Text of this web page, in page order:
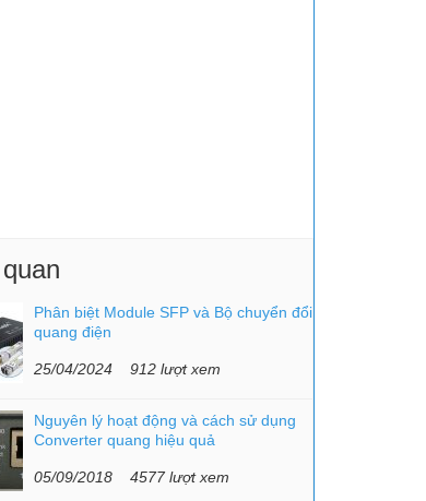
Phân biệt Module SFP và Bộ chuyển đổi
quang điện
25/04/2024 912 lượt xem
Nguyên lý hoạt động và cách sử dụng
Converter quang hiệu quả
05/09/2018 4577 lượt xem